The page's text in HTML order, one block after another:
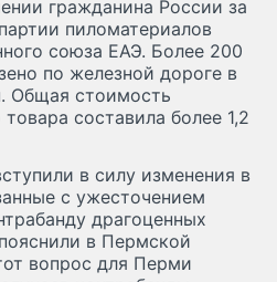
гражданина России за
пиломатериалов
союза ЕАЭ. Более 200
по железной дороге в
Общая стоимость
составила более 1,2
в силу изменения в
с ужесточением
драгоценных
в Пермской
вопрос для Перми